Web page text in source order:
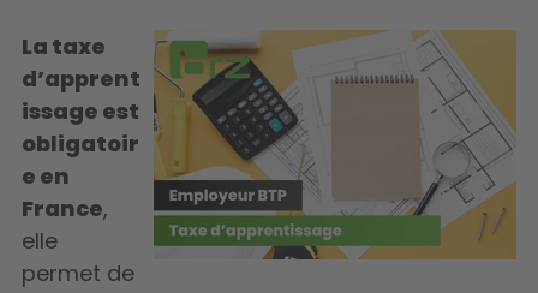
La taxe
d’apprent
issage est
obligatoir
e en
France,
elle
permet de